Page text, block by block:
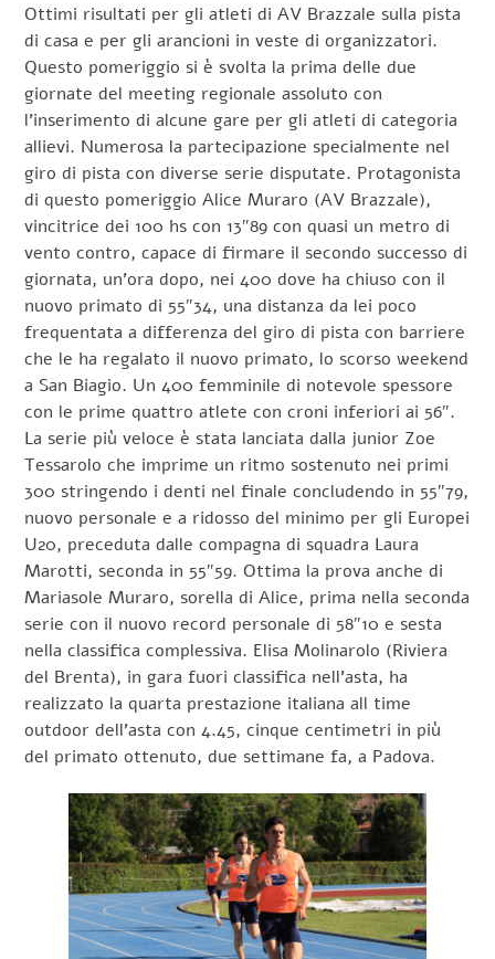
Ottimi risultati per gli atleti di AV Brazzale sulla pista
di casa e per gli arancioni in veste di organizzatori.
Questo pomeriggio si è svolta la prima delle due
giornate del meeting regionale assoluto con
l’inserimento di alcune gare per gli atleti di categoria
allievi. Numerosa la partecipazione specialmente nel
giro di pista con diverse serie disputate. Protagonista
di questo pomeriggio Alice Muraro (AV Brazzale),
vincitrice dei 100 hs con 13″89 con quasi un metro di
vento contro, capace di firmare il secondo successo di
giornata, un’ora dopo, nei 400 dove ha chiuso con il
nuovo primato di 55″34, una distanza da lei poco
frequentata a differenza del giro di pista con barriere
che le ha regalato il nuovo primato, lo scorso weekend
a San Biagio. Un 400 femminile di notevole spessore
con le prime quattro atlete con croni inferiori ai 56″.
La serie più veloce è stata lanciata dalla junior Zoe
Tessarolo che imprime un ritmo sostenuto nei primi
300 stringendo i denti nel finale concludendo in 55″79,
nuovo personale e a ridosso del minimo per gli Europei
U20, preceduta dalle compagna di squadra Laura
Marotti, seconda in 55″59. Ottima la prova anche di
Mariasole Muraro, sorella di Alice, prima nella seconda
serie con il nuovo record personale di 58″10 e sesta
nella classifica complessiva. Elisa Molinarolo (Riviera
del Brenta), in gara fuori classifica nell’asta, ha
realizzato la quarta prestazione italiana all time
outdoor dell’asta con 4.45, cinque centimetri in più
del primato ottenuto, due settimane fa, a Padova.